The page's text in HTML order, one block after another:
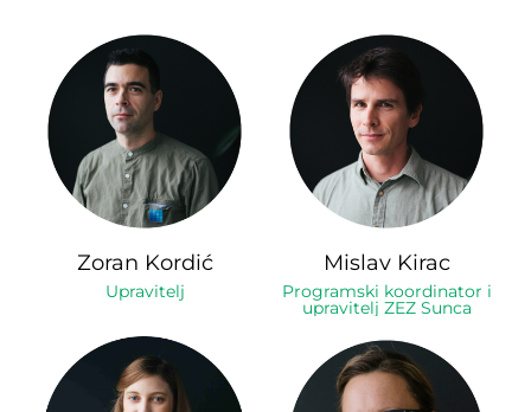
Zoran Kordić
Upravitelj
Mislav Kirac
Programski koordinator i
upravitelj ZEZ Sunca